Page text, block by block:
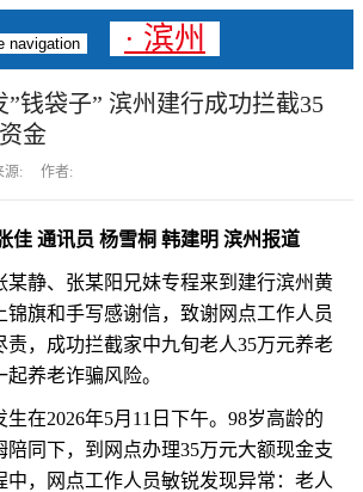
navigation · 滨州
”钱袋子” 滨州建行成功拦截35
金
源: 作者:
佳 通讯员 杨雪桐 韩建明 滨州报道
静、张某阳兄妹专程来到建行滨州黄
锦旗和手写感谢信，致谢网点工作人员
责，成功拦截家中九旬老人35万元养老
养老诈骗风险。
2026年5月11日下午。98岁高龄的
陪同下，到网点办理35万元大额现金支
中，网点工作人员敏锐发现异常：老人